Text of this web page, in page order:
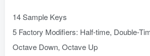
14 Sample Keys
5 Factory Modifiers: Half-time, Double-
Octave Down, Octave Up